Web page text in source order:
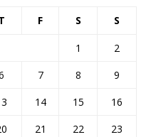
F S S
1
2
7 8
9
14 15
16
21 22
23